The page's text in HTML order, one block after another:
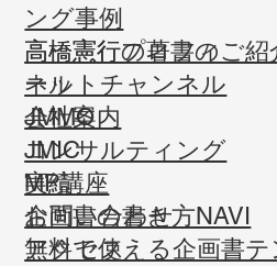
ング事例
高橋憲行プロフィ
ール
会社案内
コンサルティング
実績
お問い合わせ
​アクセス
高橋憲行の著書のご紹
ネットチャンネル
JMMO
JMIC
MP講座
企画書の書き方NAVI
無料で使える企画書テ